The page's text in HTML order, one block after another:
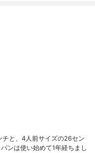
と、4人前サイズの26セン
ンは使い始めて1年経ちまし